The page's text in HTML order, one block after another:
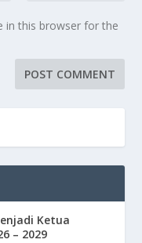
in this browser for the
Ketua
– 2029